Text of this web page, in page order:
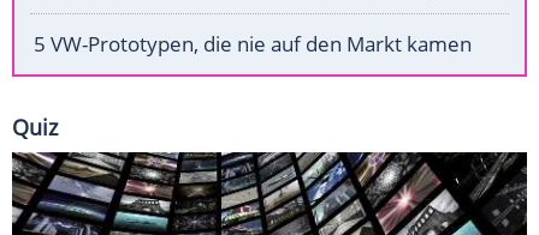
5 VW-Prototypen, die nie auf den Markt kamen
Quiz